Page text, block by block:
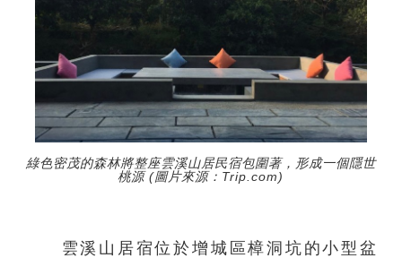
綠色密茂的森林將整座雲溪山居民宿包圍著，形成一個隱世
桃源 (圖片來源：Trip.com)
雲溪山居宿位於增城區樟洞坑的小型盆